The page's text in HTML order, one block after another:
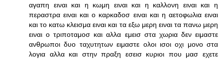
αγαπη ειναι και η κωμη ειναι και η καλλονη ειναι και η
περαστρα ειναι και ο καρκαδοσ ειναι και η αετοφωλια ειναι
και το κατω κλεισμα ειναι και τα εξω μερη ειναι τα πανω μερη
ειναι ο τριποταμοσ και αλλα εμεισ στα χωρια δεν ειμαστε
ανθρωποι δυο ταχυτητων ειμαστε ολοι ισοι οχι μονο στα
λογια αλλα και στην πραξη εσεισ κυριοι που μασ εχετε